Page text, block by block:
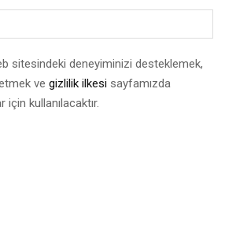
sitesindeki deneyiminizi desteklemek,
ve gizlilik ilkesi sayfamızda
kullanılacaktır.